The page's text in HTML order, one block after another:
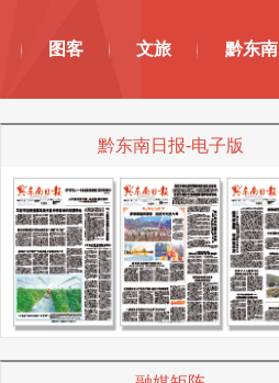
图客 文旅 黔东
黔东南日报-电子版